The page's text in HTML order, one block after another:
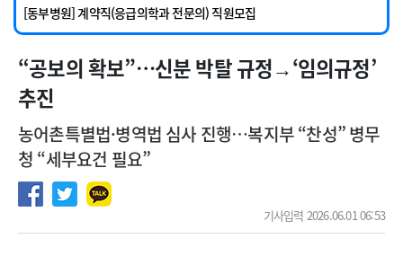
[동부병원] 계약직(응급의학과 전문의) 직원모집
[이대목동병원] 하반기 전공의(레지던트1년차) 모집
[서울아산병원] 2026년 하반기 인턴 모집
[영남대학교의료원] 마취통증의학과 임기제 임상의사 채용
“공보의 확보”…신분 박탈 규정→‘임의규정’
추진
농어촌특별법·병역법 심사 진행…복지부 “찬성” 병무
청 “세부요건 필요”
기사입력 2026.06.01 06:53